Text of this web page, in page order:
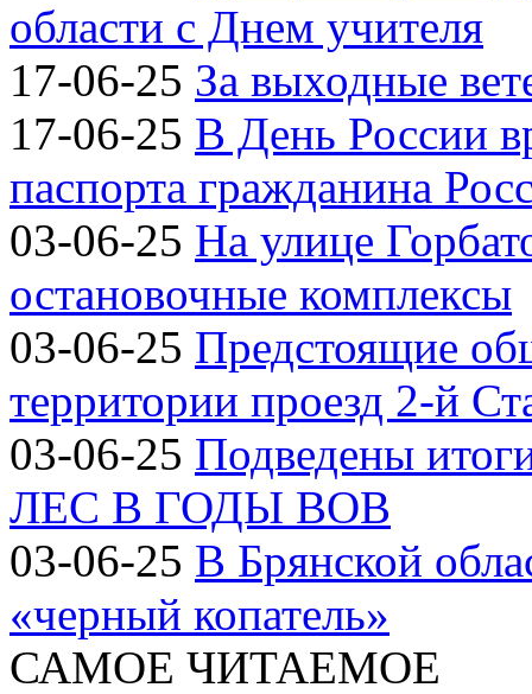
области с Днем учителя
17-06-25 За выходные
17-06-25 В День России
паспорта гражданина
03-06-25 На улице
остановочные комплексы
03-06-25 Предстоящие
территории проезд 2-й
03-06-25 Подведены
ЛЕС В ГОДЫ ВОВ
03-06-25 В Брянской
«черный копатель»
САМОЕ ЧИТАЕМОЕ